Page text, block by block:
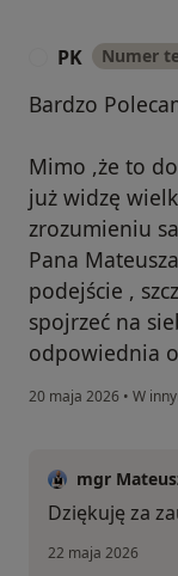
PK Numer
Bardzo
Mimo ,że to
już widzę
zrozumieniu
Pana
podejście ,
spojrzeć na
odpowiednia
20 maja 2026 • W
mgr
Dziękuję za
22 maja 2026